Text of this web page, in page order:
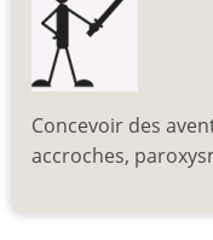
Concevoir des
accroches,